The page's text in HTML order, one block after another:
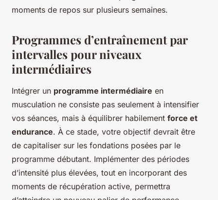
moments de repos sur plusieurs semaines.
Programmes d’entraînement par
intervalles pour niveaux
intermédiaires
Intégrer un programme intermédiaire en
musculation ne consiste pas seulement à intensifier
vos séances, mais à équilibrer habilement force et
endurance. À ce stade, votre objectif devrait être
de capitaliser sur les fondations posées par le
programme débutant. Implémenter des périodes
d’intensité plus élevées, tout en incorporant des
moments de récupération active, permettra